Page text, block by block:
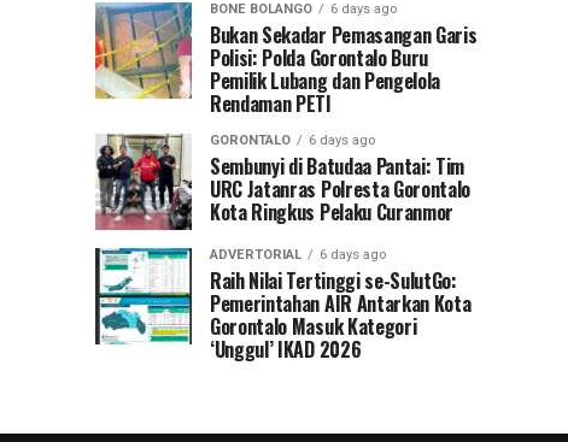
BONE BOLANGO 6 days ago
Bukan Sekadar Pemasangan Garis
Polisi: Polda Gorontalo Buru
Pemilik Lubang dan Pengelola
Rendaman PETI
GORONTALO 6 days ago
Sembunyi di Batudaa Pantai: Tim
URC Jatanras Polresta Gorontalo
Kota Ringkus Pelaku Curanmor
ADVERTORIAL 6 days ago
Raih Nilai Tertinggi se-SulutGo:
Pemerintahan AIR Antarkan Kota
Gorontalo Masuk Kategori
‘Unggul’ IKAD 2026